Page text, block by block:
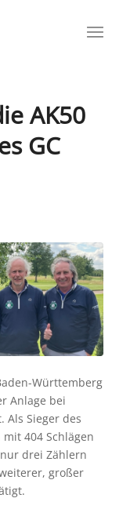
AK50
GC
Württemberg
Anlage bei
Sieger des
404 Schlägen
drei Zählern
großer